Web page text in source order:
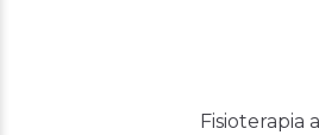
Fisioterapia